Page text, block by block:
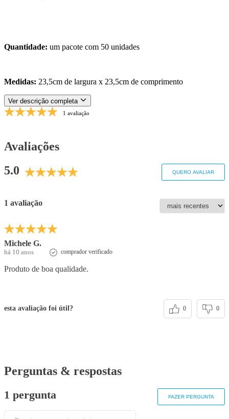
Quantidade: um pacote com 50 unidades
Medidas: 23,5cm de largura x 23,5cm de comprimento
Ver descrição completa
1 avaliação
Avaliações
5.0
QUERO AVALIAR
1 avaliação
Michele G.
há 10 anos comprador verificado
Produto de boa qualidade.
esta avaliação foi útil? 0 0
Perguntas & respostas
1 pergunta FAZER PERGUNTA